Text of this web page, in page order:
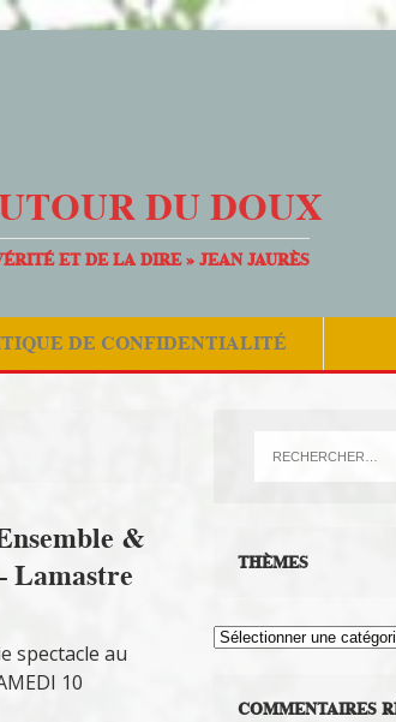
DU DOUX
ET DE LA DIRE » JEAN JAURÈS
DE CONFIDENTIALITÉ
&
Lamastre
spectacle au
10
THÈMES
Thèmes
COMMENTAIRES